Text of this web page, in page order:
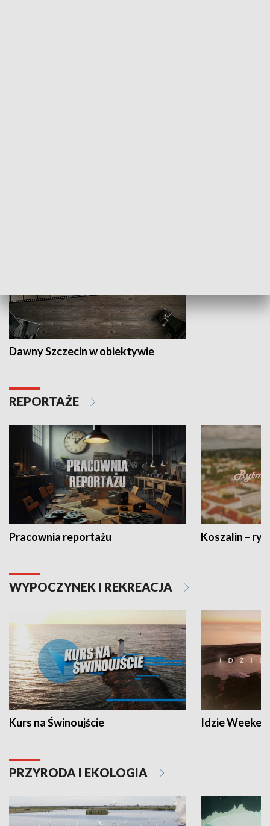
Dawny Szczecin w obiektywie
REPORTAŻE
Pracownia reportażu Koszalin –
WYPOCZYNEK I REKREACJA
Kurs na Świnoujście Idzie
PRZYRODA I EKOLOGIA